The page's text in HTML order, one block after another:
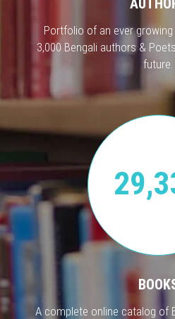
Portfolio of an ever
3,000 Bengali authors &
future.
A complete online catalog of